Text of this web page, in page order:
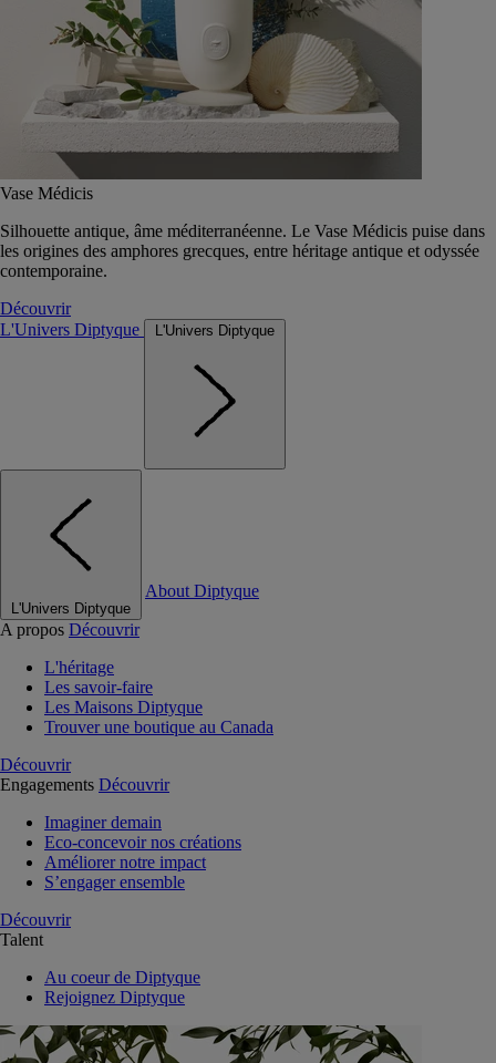
Vase Médicis
Silhouette antique, âme méditerranéenne. Le Vase Médicis puise dans
les origines des amphores grecques, entre héritage antique et odyssée
contemporaine.
Découvrir
L'Univers Diptyque
L'Univers Diptyque
L'Univers Diptyque
About Diptyque
A propos Découvrir
L'héritage
Les savoir-faire
Les Maisons Diptyque
Trouver une boutique au Canada
Découvrir
Engagements Découvrir
Imaginer demain
Eco-concevoir nos créations
Améliorer notre impact
S’engager ensemble
Découvrir
Talent
Au coeur de Diptyque
Rejoignez Diptyque